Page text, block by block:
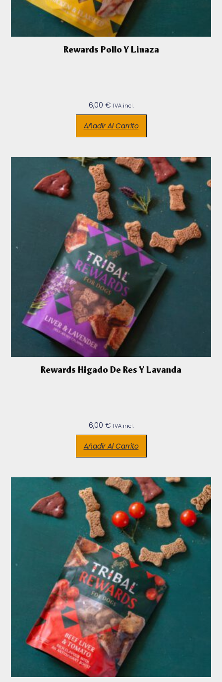
Rewards Pollo Y Linaza
6,00 € IVA incl.
Añadir Al Carrito
Rewards Higado De Res Y Lavanda
6,00 € IVA incl.
Añadir Al Carrito